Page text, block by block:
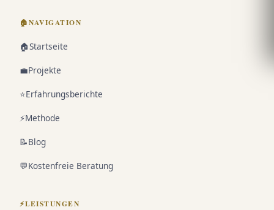
🏠NAVIGATION
🏠Startseite
💼Projekte
⭐Erfahrungsberichte
⚡Methode
📝Blog
💬Kostenfreie Beratung
⚡LEISTUNGEN